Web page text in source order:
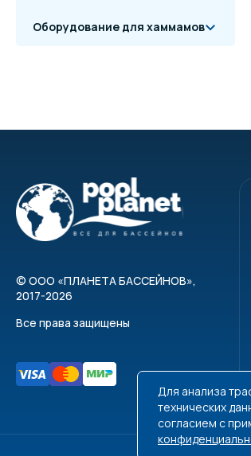
Оборудование для хаммамов
© ООО «ПЛАНЕТА БАССЕЙНОВ»,
2017-2026
Все права защищены
Для анализа
технических
согласием с